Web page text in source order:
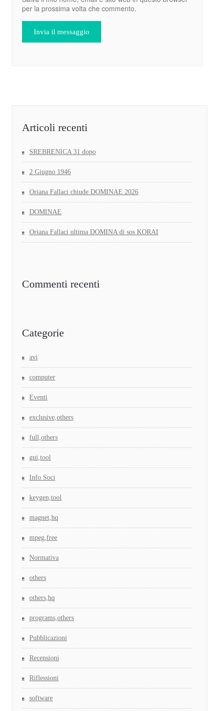
per la prossima volta che commento.
Articoli recenti
SREBRENICA 31 dopo
2 Giugno 1946
Oriana Fallaci chiude DOMINAE 2026
DOMINAE
Oriana Fallaci ultima DOMINA di sos KORAI
Commenti recenti
Categorie
avi
computer
Eventi
exclusive,others
full,others
gui,tool
Info Soci
keygen,tool
magnet,hq
mpeg,free
Normativa
others
others,hq
programs,others
Pubblicazioni
Recensioni
Riflessioni
software